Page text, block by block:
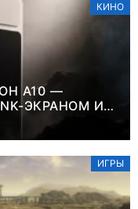
КИНО
A10 —
ЭКРАНОМ И
ЦВЕТНОГО
ИГРЫ